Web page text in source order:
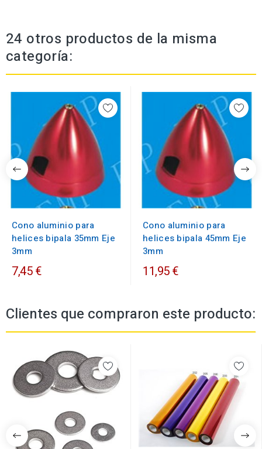
24 otros productos de la misma
categoría:
Cono aluminio para
helices bipala 35mm Eje
3mm
7,45 €
Cono aluminio para
helices bipala 45mm Eje
3mm
11,95 €
Clientes que compraron este producto: